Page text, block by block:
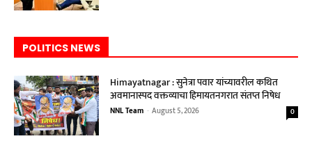
POLITICS NEWS
Himayatnagar : सुनेत्रा पवार यांच्यावरील कथित
अवमानास्पद वक्तव्याचा हिमायतनगरात संतप्त निषेध
NNL Team - August 5, 2026 0